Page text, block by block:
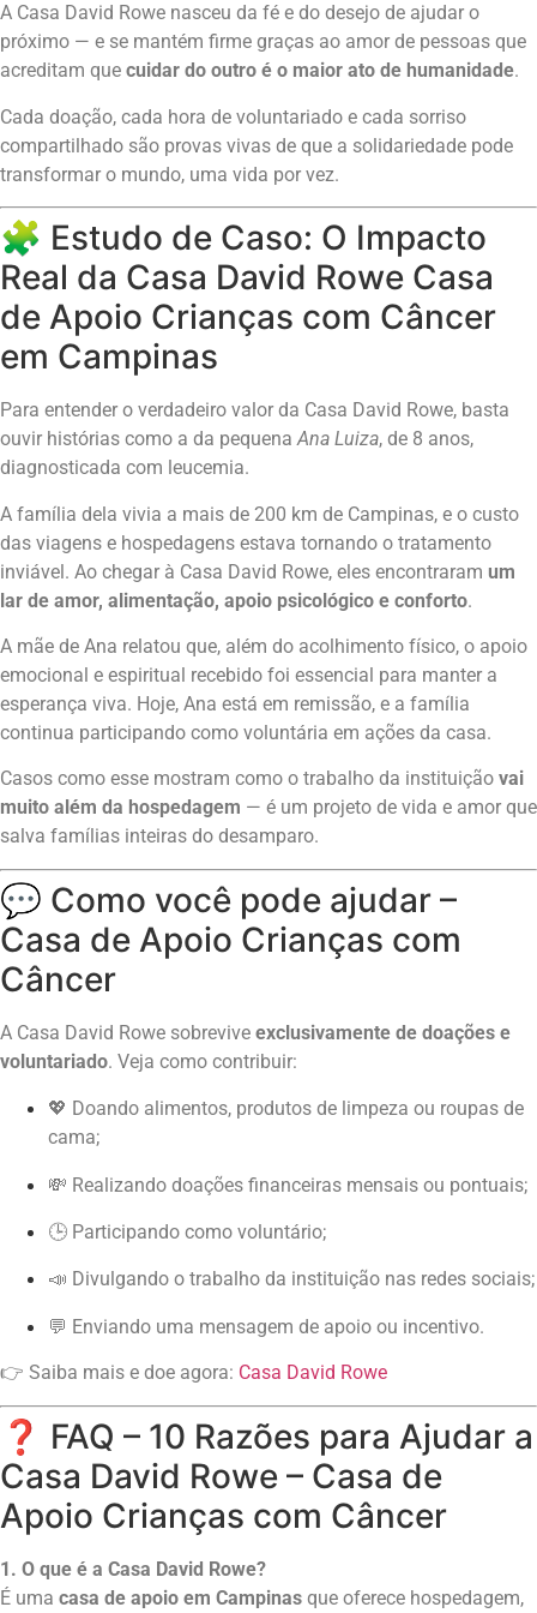
A Casa David Rowe nasceu da fé e do desejo de ajudar o
próximo — e se mantém firme graças ao amor de pessoas que
acreditam que cuidar do outro é o maior ato de humanidade.
Cada doação, cada hora de voluntariado e cada sorriso
compartilhado são provas vivas de que a solidariedade pode
transformar o mundo, uma vida por vez.
🧩 Estudo de Caso: O Impacto
Real da Casa David Rowe Casa
de Apoio Crianças com Câncer
em Campinas
Para entender o verdadeiro valor da Casa David Rowe, basta
ouvir histórias como a da pequenaAna Luiza, de 8 anos,
diagnosticada com leucemia.
A família dela vivia a mais de 200 km de Campinas, e o custo
das viagens e hospedagens estava tornando o tratamento
inviável. Ao chegar à Casa David Rowe, eles encontraram um
lar de amor, alimentação, apoio psicológico e conforto.
A mãe de Ana relatou que, além do acolhimento físico, o apoio
emocional e espiritual recebido foi essencial para manter a
esperança viva. Hoje, Ana está em remissão, e a família
continua participando como voluntária em ações da casa.
Casos como esse mostram como o trabalho da instituição vai
muito além da hospedagem — é um projeto de vida e amor que
salva famílias inteiras do desamparo.
💬 Como você pode ajudar –
Casa de Apoio Crianças com
Câncer
A Casa David Rowe sobrevive exclusivamente de doações e
voluntariado. Veja como contribuir:
💖 Doando alimentos, produtos de limpeza ou roupas de
cama;
💸 Realizando doações financeiras mensais ou pontuais;
🕒 Participando como voluntário;
📣 Divulgando o trabalho da instituição nas redes sociais;
💬 Enviando uma mensagem de apoio ou incentivo.
👉 Saiba mais e doe agora: Casa David Rowe
❓ FAQ – 10 Razões para Ajudar a
Casa David Rowe – Casa de
Apoio Crianças com Câncer
1. O que é a Casa David Rowe?
É uma casa de apoio em Campinas que oferece hospedagem,